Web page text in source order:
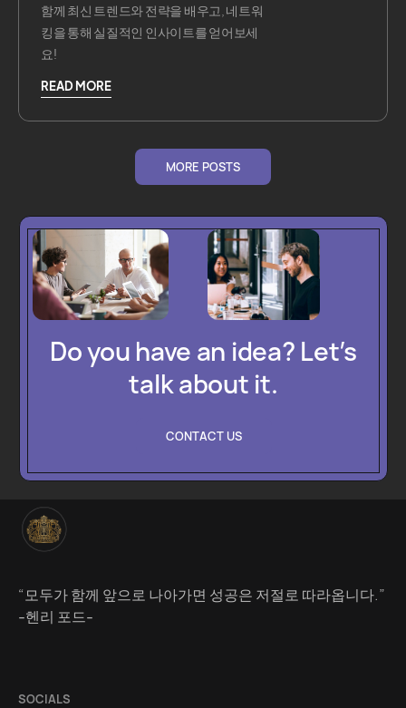
함께 최신 트렌드와 전략을 배우고, 네트워
킹을 통해 실질적인 인사이트를 얻어보세
요!
READ MORE
MORE POSTS
Do you have an idea? Let’s
talk about it.
CONTACT US
“모두가 함께 앞으로 나아가면 성공은 저절로 따라옵니다.”
-헨리 포드-
SOCIALS